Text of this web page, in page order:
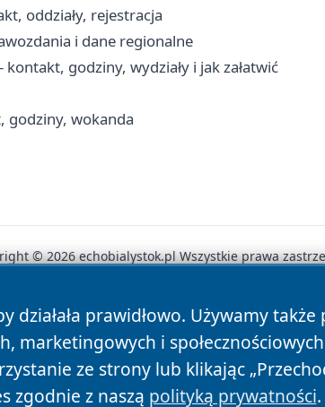
oddziały, rejestracja
i dane regionalne
godziny, wydziały i jak załatwić
godziny, wokanda
działała prawidłowo. Używamy
marketingowych i
ze strony lub klikając
zgodnie z naszą polityką prywatności.
© 2026 echobialystok.pl Wszystkie prawa
Autorzy Polityka Prywatności Polityka